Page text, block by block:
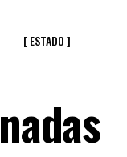
[ ESTADO ]